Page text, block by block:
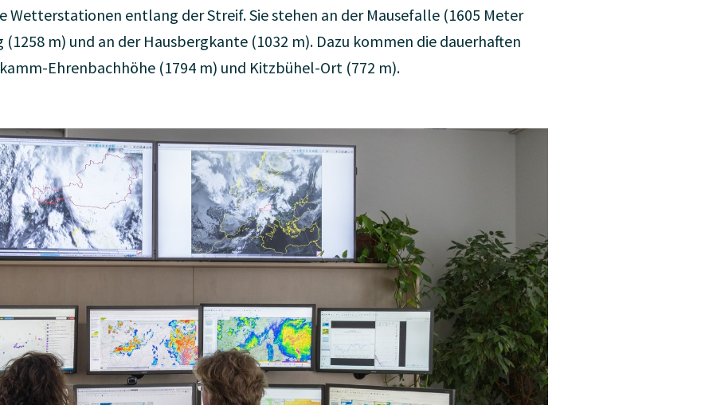
Wetterstationen entlang der Streif. Sie stehen an der Mausefalle (1605 Meter
m) und an der Hausbergkante (1032 m). Dazu kommen die dauerhaften
Ehrenbachhöhe (1794 m) und Kitzbühel-Ort (772 m).